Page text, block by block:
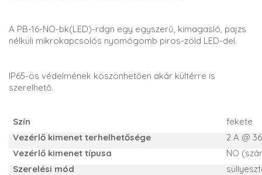
A PB-16-NO-bk(LED)-rdgn egy egyszerű, kimagasló, pajzs
nélküli mikrokapcsolós nyomógomb piros-zöld LED-del.
IP65-ös védelmének köszönhetően akár kültérre is
szerelhető.
Szín
fekete
Vezérlő kimenet terhelhetősége
2 A @
Vezérlő kimenet típusa
NO
Szerelési mód